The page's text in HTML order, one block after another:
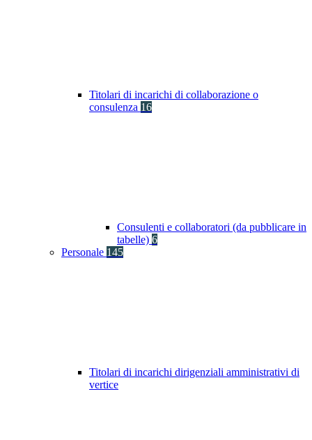
Titolari di incarichi di collaborazione o
consulenza 16
Consulenti e collaboratori (da pubblicare in
tabelle) 6
Personale 145
Titolari di incarichi dirigenziali amministrativi di
vertice